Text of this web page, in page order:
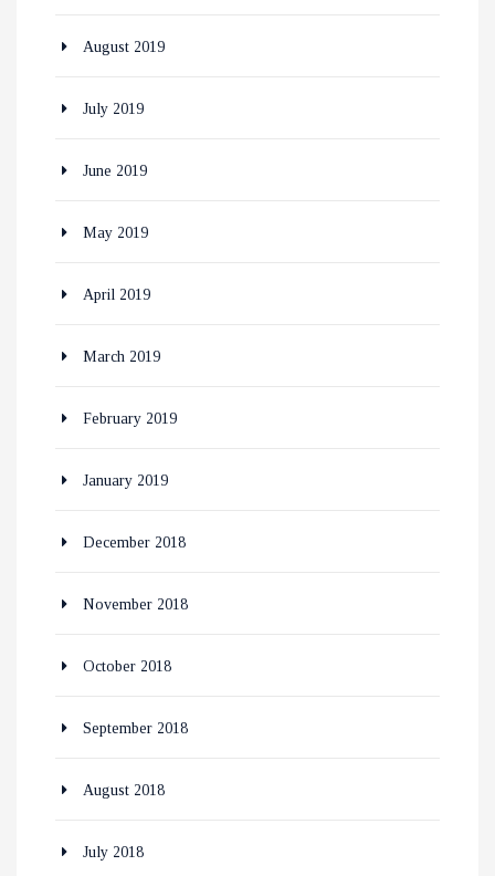
August 2019
July 2019
June 2019
May 2019
April 2019
March 2019
February 2019
January 2019
December 2018
November 2018
October 2018
September 2018
August 2018
July 2018